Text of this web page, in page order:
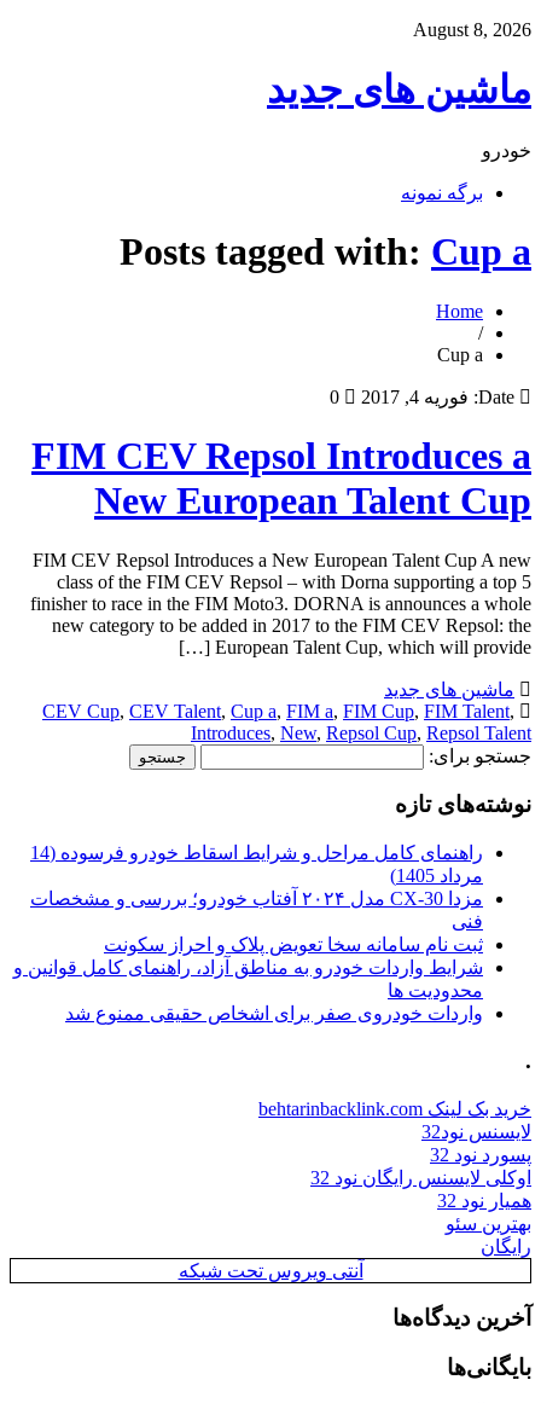
August 8, 2026
ماشین های جدید
خودرو
برگه نمونه
Posts tagged with: Cup a
Home
/
Cup a
Date: فوریه 4, 2017 0
FIM CEV Repsol Introduces a
New European Talent Cup
FIM CEV Repsol Introduces a New European Talent Cup A new
class of the FIM CEV Repsol – with Dorna supporting a top 5
finisher to race in the FIM Moto3. DORNA is announces a whole
new category to be added in 2017 to the FIM CEV Repsol: the
European Talent Cup, which will provide […]
ماشین های جدید
CEV Cup, CEV Talent, Cup a, FIM a, FIM Cup, FIM Talent,
Introduces, New, Repsol Cup, Repsol Talent
جستجو برای:
نوشته‌های تازه
راهنمای کامل مراحل و شرایط اسقاط خودرو فرسوده (14
مرداد 1405)
مزدا CX-30 مدل ۲۰۲۴ آفتاب خودرو؛ بررسی و مشخصات
فنی
ثبت نام سامانه سخا تعویض پلاک و احراز سکونت
شرایط واردات خودرو به مناطق آزاد، راهنمای کامل قوانین و
محدودیت ها
واردات خودروی صفر برای اشخاص حقیقی ممنوع شد
.
خرید بک لینک behtarinbacklink.com
لایسنس نود32
پسورد نود 32
اوکلی لایسنس رایگان نود 32
همیار نود 32
بهترین سئو
رایگان
آنتی ویروس تحت شبکه
آخرین دیدگاه‌ها
بایگانی‌ها